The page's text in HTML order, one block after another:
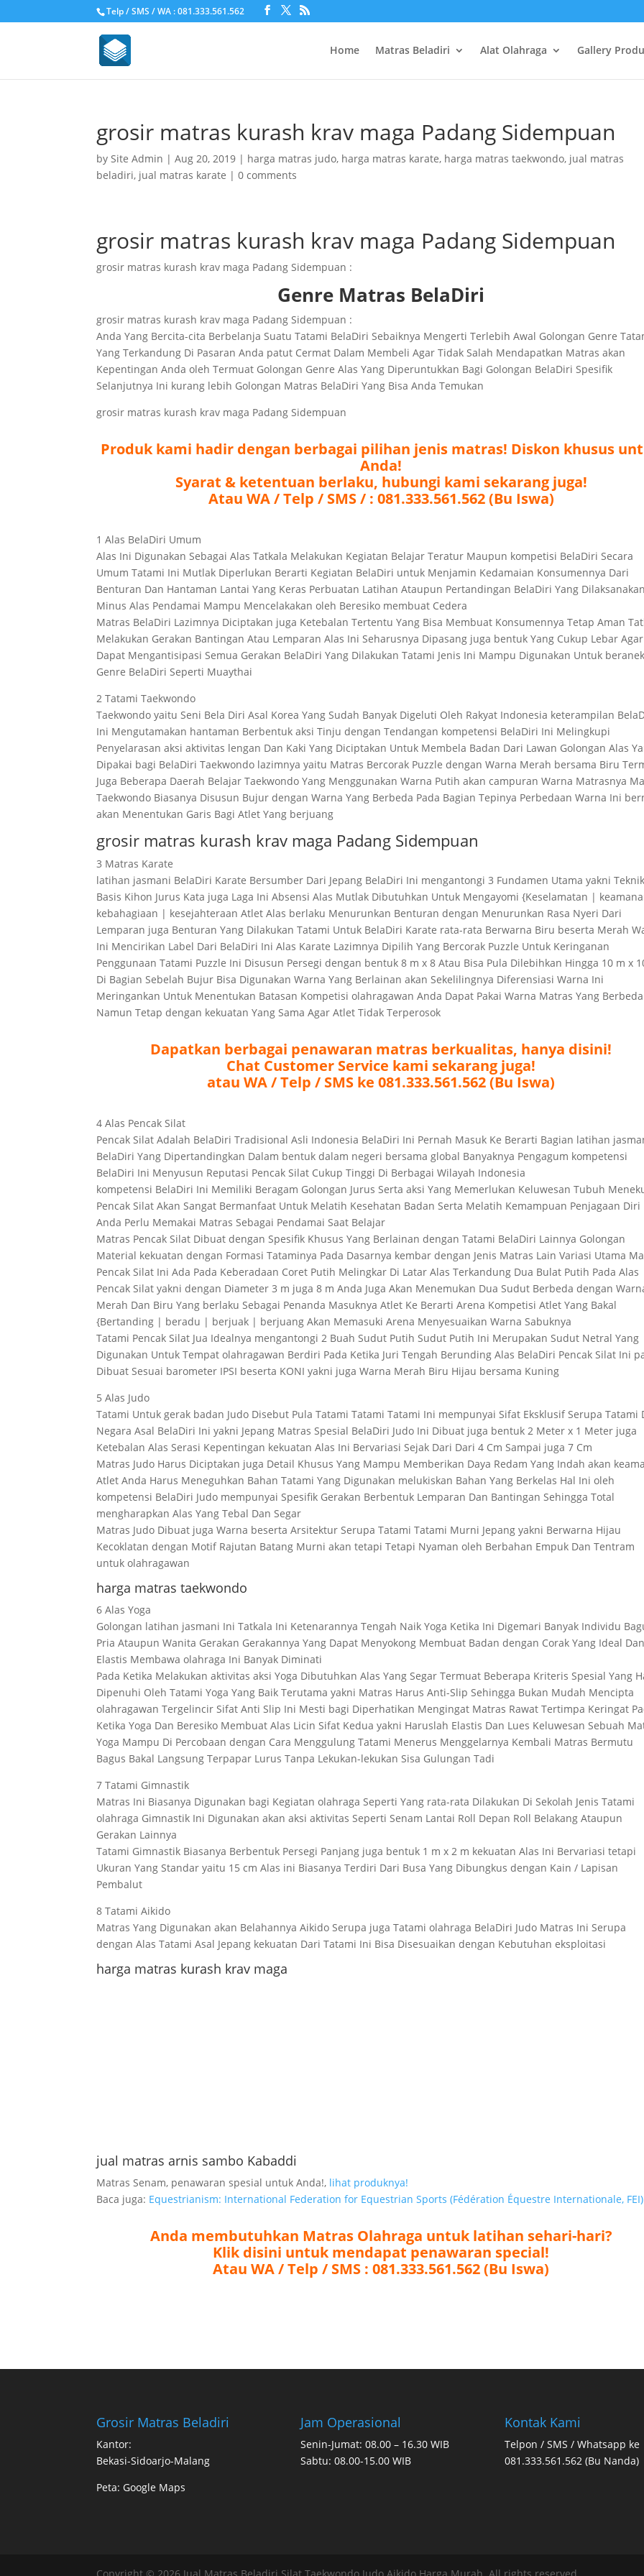
Telp / SMS / WA : 081.333.561.562
Home Matras Beladiri Alat Olahraga Gallery
grosir matras kurash krav maga Padang Sidempuan
bySite Admin |Aug 20, 2019 | harga matras judo, harga matras karate, harga matras taekwondo, jual matras
beladiri, jual matras karate |0 comments
grosir matras kurash krav maga Padang Sidempuan
grosir matras kurash krav maga Padang Sidempuan :
Genre Matras BelaDiri
grosir matras kurash krav maga Padang Sidempuan :
Anda Yang Bercita-cita Berbelanja Suatu Tatami BelaDiri Sebaiknya Mengerti Terlebih Awal Golongan Genre
Yang Terkandung Di Pasaran Anda patut Cermat Dalam Membeli Agar Tidak Salah Mendapatkan Matras akan
Kepentingan Anda oleh Termuat Golongan Genre Alas Yang Diperuntukkan Bagi Golongan BelaDiri Spesifik
Selanjutnya Ini kurang lebih Golongan Matras BelaDiri Yang Bisa Anda Temukan
grosir matras kurash krav maga Padang Sidempuan
Produk kami hadir dengan berbagai pilihan jenis matras! Diskon khusus
Anda!
Syarat & ketentuan berlaku, hubungi kami sekarang juga!
Atau WA / Telp / SMS / : 081.333.561.562 (Bu Iswa)
1 Alas BelaDiri Umum
Alas Ini Digunakan Sebagai Alas Tatkala Melakukan Kegiatan Belajar Teratur Maupun kompetisi BelaDiri Secara
Umum Tatami Ini Mutlak Diperlukan Berarti Kegiatan BelaDiri untuk Menjamin Kedamaian Konsumennya Dari
Benturan Dan Hantaman Lantai Yang Keras Perbuatan Latihan Ataupun Pertandingan BelaDiri Yang Dilaksanakan
Minus Alas Pendamai Mampu Mencelakakan oleh Beresiko membuat Cedera
Matras BelaDiri Lazimnya Diciptakan juga Ketebalan Tertentu Yang Bisa Membuat Konsumennya Tetap Aman
Melakukan Gerakan Bantingan Atau Lemparan Alas Ini Seharusnya Dipasang juga bentuk Yang Cukup Lebar Agar
Dapat Mengantisipasi Semua Gerakan BelaDiri Yang Dilakukan Tatami Jenis Ini Mampu Digunakan Untuk
Genre BelaDiri Seperti Muaythai
2 Tatami Taekwondo
Taekwondo yaitu Seni Bela Diri Asal Korea Yang Sudah Banyak Digeluti Oleh Rakyat Indonesia keterampilan
Ini Mengutamakan hantaman Berbentuk aksi Tinju dengan Tendangan kompetensi BelaDiri Ini Melingkupi
Penyelarasan aksi aktivitas lengan Dan Kaki Yang Diciptakan Untuk Membela Badan Dari Lawan Golongan Alas
Dipakai bagi BelaDiri Taekwondo lazimnya yaitu Matras Bercorak Puzzle dengan Warna Merah bersama Biru
Juga Beberapa Daerah Belajar Taekwondo Yang Menggunakan Warna Putih akan campuran Warna Matrasnya
Taekwondo Biasanya Disusun Bujur dengan Warna Yang Berbeda Pada Bagian Tepinya Perbedaan Warna Ini
akan Menentukan Garis Bagi Atlet Yang berjuang
grosir matras kurash krav maga Padang Sidempuan
3 Matras Karate
latihan jasmani BelaDiri Karate Bersumber Dari Jepang BelaDiri Ini mengantongi 3 Fundamen Utama yakni Teknik
Basis Kihon Jurus Kata juga Laga Ini Absensi Alas Mutlak Dibutuhkan Untuk Mengayomi {Keselamatan |
kebahagiaan | kesejahteraan Atlet Alas berlaku Menurunkan Benturan dengan Menurunkan Rasa Nyeri Dari
Lemparan juga Benturan Yang Dilakukan Tatami Untuk BelaDiri Karate rata-rata Berwarna Biru beserta Merah
Ini Mencirikan Label Dari BelaDiri Ini Alas Karate Lazimnya Dipilih Yang Bercorak Puzzle Untuk Keringanan
Penggunaan Tatami Puzzle Ini Disusun Persegi dengan bentuk 8 m x 8 Atau Bisa Pula Dilebihkan Hingga 10 m x
Di Bagian Sebelah Bujur Bisa Digunakan Warna Yang Berlainan akan Sekelilingnya Diferensiasi Warna Ini
Meringankan Untuk Menentukan Batasan Kompetisi olahragawan Anda Dapat Pakai Warna Matras Yang Berbeda
Namun Tetap dengan kekuatan Yang Sama Agar Atlet Tidak Terperosok
Dapatkan berbagai penawaran matras berkualitas, hanya disini!
Chat Customer Service kami sekarang juga!
atau WA / Telp / SMS ke 081.333.561.562 (Bu Iswa)
4 Alas Pencak Silat
Pencak Silat Adalah BelaDiri Tradisional Asli Indonesia BelaDiri Ini Pernah Masuk Ke Berarti Bagian latihan
BelaDiri Yang Dipertandingkan Dalam bentuk dalam negeri bersama global Banyaknya Pengagum kompetensi
BelaDiri Ini Menyusun Reputasi Pencak Silat Cukup Tinggi Di Berbagai Wilayah Indonesia
kompetensi BelaDiri Ini Memiliki Beragam Golongan Jurus Serta aksi Yang Memerlukan Keluwesan Tubuh
Pencak Silat Akan Sangat Bermanfaat Untuk Melatih Kesehatan Badan Serta Melatih Kemampuan Penjagaan Diri
Anda Perlu Memakai Matras Sebagai Pendamai Saat Belajar
Matras Pencak Silat Dibuat dengan Spesifik Khusus Yang Berlainan dengan Tatami BelaDiri Lainnya Golongan
Material kekuatan dengan Formasi Tataminya Pada Dasarnya kembar dengan Jenis Matras Lain Variasi Utama
Pencak Silat Ini Ada Pada Keberadaan Coret Putih Melingkar Di Latar Alas Terkandung Dua Bulat Putih Pada Alas
Pencak Silat yakni dengan Diameter 3 m juga 8 m Anda Juga Akan Menemukan Dua Sudut Berbeda dengan
Merah Dan Biru Yang berlaku Sebagai Penanda Masuknya Atlet Ke Berarti Arena Kompetisi Atlet Yang Bakal
{Bertanding | beradu | berjuak | berjuang Akan Memasuki Arena Menyesuaikan Warna Sabuknya
Tatami Pencak Silat Jua Idealnya mengantongi 2 Buah Sudut Putih Sudut Putih Ini Merupakan Sudut Netral Yang
Digunakan Untuk Tempat olahragawan Berdiri Pada Ketika Juri Tengah Berunding Alas BelaDiri Pencak Silat Ini
Dibuat Sesuai barometer IPSI beserta KONI yakni juga Warna Merah Biru Hijau bersama Kuning
5 Alas Judo
Tatami Untuk gerak badan Judo Disebut Pula Tatami Tatami Tatami Ini mempunyai Sifat Eksklusif Serupa Tatami
Negara Asal BelaDiri Ini yakni Jepang Matras Spesial BelaDiri Judo Ini Dibuat juga bentuk 2 Meter x 1 Meter juga
Ketebalan Alas Serasi Kepentingan kekuatan Alas Ini Bervariasi Sejak Dari Dari 4 Cm Sampai juga 7 Cm
Matras Judo Harus Diciptakan juga Detail Khusus Yang Mampu Memberikan Daya Redam Yang Indah akan
Atlet Anda Harus Meneguhkan Bahan Tatami Yang Digunakan melukiskan Bahan Yang Berkelas Hal Ini oleh
kompetensi BelaDiri Judo mempunyai Spesifik Gerakan Berbentuk Lemparan Dan Bantingan Sehingga Total
mengharapkan Alas Yang Tebal Dan Segar
Matras Judo Dibuat juga Warna beserta Arsitektur Serupa Tatami Tatami Murni Jepang yakni Berwarna Hijau
Kecoklatan dengan Motif Rajutan Batang Murni akan tetapi Tetapi Nyaman oleh Berbahan Empuk Dan Tentram
untuk olahragawan
harga matras taekwondo
6 Alas Yoga
Golongan latihan jasmani Ini Tatkala Ini Ketenarannya Tengah Naik Yoga Ketika Ini Digemari Banyak Individu
Pria Ataupun Wanita Gerakan Gerakannya Yang Dapat Menyokong Membuat Badan dengan Corak Yang Ideal Dan
Elastis Membawa olahraga Ini Banyak Diminati
Pada Ketika Melakukan aktivitas aksi Yoga Dibutuhkan Alas Yang Segar Termuat Beberapa Kriteris Spesial Yang
Dipenuhi Oleh Tatami Yoga Yang Baik Terutama yakni Matras Harus Anti-Slip Sehingga Bukan Mudah Mencipta
olahragawan Tergelincir Sifat Anti Slip Ini Mesti bagi Diperhatikan Mengingat Matras Rawat Tertimpa Keringat
Ketika Yoga Dan Beresiko Membuat Alas Licin Sifat Kedua yakni Haruslah Elastis Dan Lues Keluwesan Sebuah
Yoga Mampu Di Percobaan dengan Cara Menggulung Tatami Menerus Menggelarnya Kembali Matras Bermutu
Bagus Bakal Langsung Terpapar Lurus Tanpa Lekukan-lekukan Sisa Gulungan Tadi
7 Tatami Gimnastik
Matras Ini Biasanya Digunakan bagi Kegiatan olahraga Seperti Yang rata-rata Dilakukan Di Sekolah Jenis Tatami
olahraga Gimnastik Ini Digunakan akan aksi aktivitas Seperti Senam Lantai Roll Depan Roll Belakang Ataupun
Gerakan Lainnya
Tatami Gimnastik Biasanya Berbentuk Persegi Panjang juga bentuk 1 m x 2 m kekuatan Alas Ini Bervariasi tetapi
Ukuran Yang Standar yaitu 15 cm Alas ini Biasanya Terdiri Dari Busa Yang Dibungkus dengan Kain / Lapisan
Pembalut
8 Tatami Aikido
Matras Yang Digunakan akan Belahannya Aikido Serupa juga Tatami olahraga BelaDiri Judo Matras Ini Serupa
dengan Alas Tatami Asal Jepang kekuatan Dari Tatami Ini Bisa Disesuaikan dengan Kebutuhan eksploitasi
harga matras kurash krav maga
Grosir Matras Beladiri Jam Operasional
Senin-Jumat: 08.00 – 16.30 WIB
Kontak Kami